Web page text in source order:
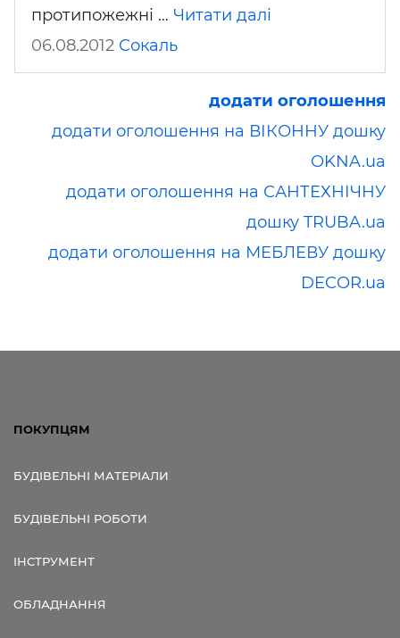
протипожежні … Читати далі
06.08.2012 Сокаль
додати оголошення
додати оголошення на ВІКОННУ дошку
OKNA.ua
додати оголошення на САНТЕХНІЧНУ
дошку TRUBA.ua
додати оголошення на МЕБЛЕВУ дошку
DECOR.ua
ПОКУПЦЯМ
БУДІВЕЛЬНІ МАТЕРІАЛИ
БУДІВЕЛЬНІ РОБОТИ
ІНСТРУМЕНТ
ОБЛАДНАННЯ